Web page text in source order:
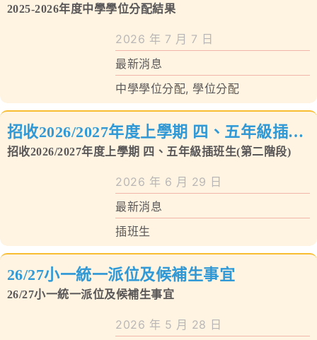
2025-2026年度中學學位分配結果
2026 年 7 月 7 日
最新消息
中學學位分配,學位分配
招收2026/2027年度上學期 四、五年級插班
生(第二階段)
招收2026/2027年度上學期 四、五年級插班生(第二階段)
2026 年 6 月 29 日
最新消息
插班生
26/27小一統一派位及候補生事宜
26/27小一統一派位及候補生事宜
2026 年 5 月 28 日